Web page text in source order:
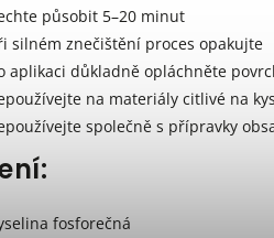
působit 5–20 minut
silném znečištění proces opakujte
aplikaci důkladně opláchněte
na materiály citlivé na
společně s přípravky
fosforečná